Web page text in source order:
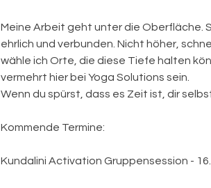
Meine Arbeit geht unter die Oberfläche.
ehrlich und verbunden. Nicht höher,
wähle ich Orte, die diese Tiefe halten
vermehrt hier bei Yoga Solutions sein.
Wenn du spürst, dass es Zeit ist, dir
Kommende Termine:
Kundalini Activation Gruppensession -